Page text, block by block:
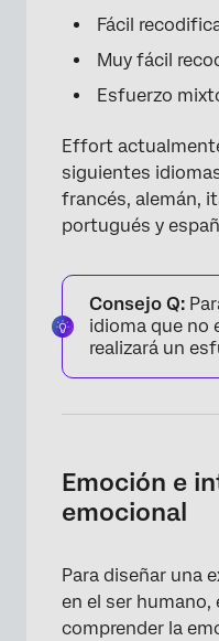
Fácil
Muy fácil
Esfuerzo
Effort
siguientes
francés, alemán,
portugués y
Consejo Q:
idioma que no
realizará un
Emoción e
emocional
Para diseñar una
en el ser
comprender la